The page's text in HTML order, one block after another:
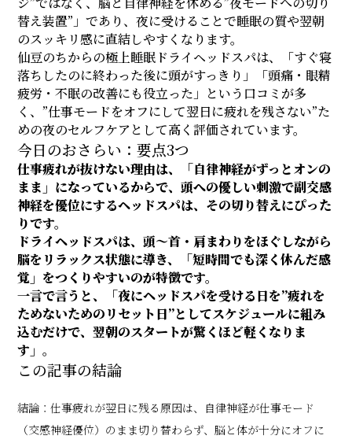
替え装置”」であり、夜に受けることで睡眠の質や翌朝
のスッキリ感に直結しやすくなります。
仙豆のちからの極上睡眠ドライヘッドスパは、「すぐ寝
落ちしたのに終わった後に頭がすっきり」「頭痛・眼精
疲労・不眠の改善にも役立った」という口コミが多
く、”仕事モードをオフにして翌日に疲れを残さない”た
めの夜のセルフケアとして高く評価されています。
今日のおさらい：要点3つ
仕事疲れが抜けない理由は、「自律神経がずっとオンの
まま」になっているからで、頭への優しい刺激で副交感
神経を優位にするヘッドスパは、その切り替えにぴった
りです。
ドライヘッドスパは、頭〜首・肩まわりをほぐしながら
脳をリラックス状態に導き、「短時間でも深く休んだ感
覚」をつくりやすいのが特徴です。
一言で言うと、「夜にヘッドスパを受ける日を”疲れを
ためないためのリセット日”としてスケジュールに組み
込むだけで、翌朝のスタートが驚くほど軽くなりま
す」。
この記事の結論
結論：仕事疲れが翌日に残る原因は、自律神経が仕事モード
（交感神経優位）のまま切り替わらず、脳と体が十分にオフに